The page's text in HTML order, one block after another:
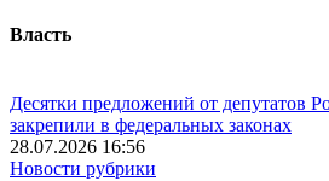
Власть
Десятки предложений от депутатов
закрепили в федеральных законах
28.07.2026 16:56
Новости рубрики